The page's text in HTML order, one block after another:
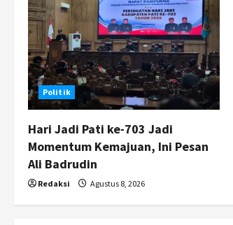
v
i
g
a
t
i
o
Politik
Hari Jadi Pati ke-703 Jadi
Momentum Kemajuan, Ini Pesan
Ali Badrudin
Redaksi Agustus 8, 2026